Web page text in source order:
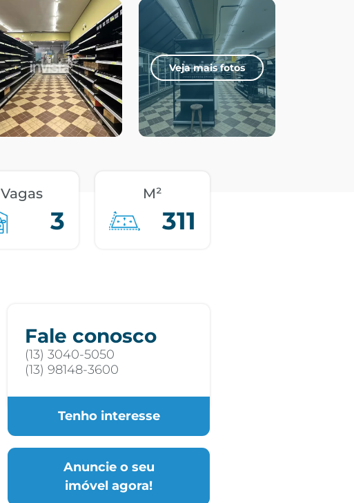
Veja mais fotos
Vagas
3
M²
311
Fale conosco
(13) 3040-5050
(13) 98148-3600
Tenho interesse
Anuncie o seu
imóvel agora!